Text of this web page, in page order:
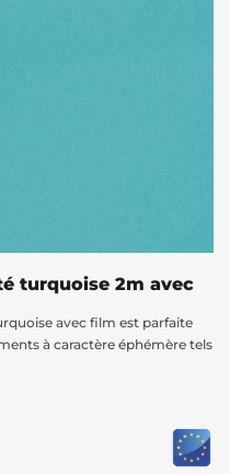
turquoise 2m avec
avec film est parfaite
à caractère éphémère tels